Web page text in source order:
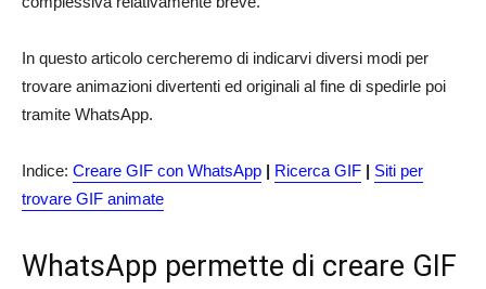
In questo articolo cercheremo di indicarvi diversi modi per
trovare animazioni divertenti ed originali al fine di spedirle poi
tramite WhatsApp.
Indice: Creare GIF con WhatsApp | Ricerca GIF | Siti per
trovare GIF animate
WhatsApp permette di creare GIF